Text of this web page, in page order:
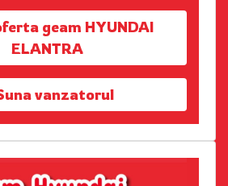
geam HYUNDAI
ELANTRA
vanzatorul